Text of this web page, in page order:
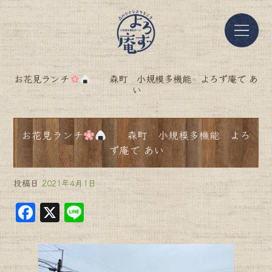
お花見ランチ
森町 小規模多機能 よろず庵で あ
い
お花見ランチ
森町 小規模多機能 よろ
ず庵で あい
投稿日 2021年4月1日
F
a
c
X Li
n
e